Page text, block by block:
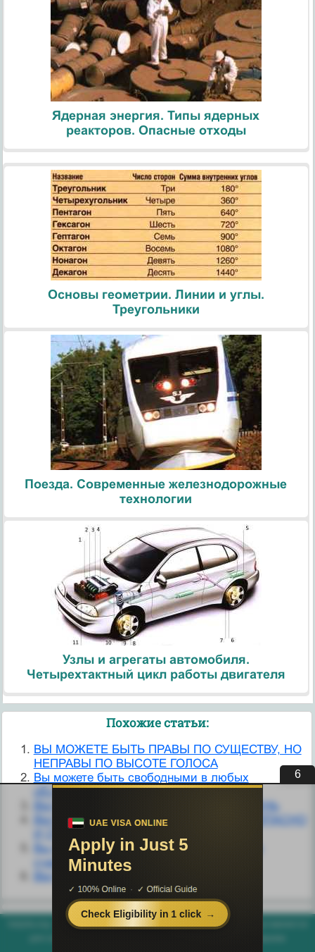
Ядерная энергия. Типы ядерных
реакторов. Опасные отходы
Основы геометрии. Линии и углы.
Треугольники
Поезда. Современные железнодорожные
технологии
Узлы и агрегаты автомобиля.
Четырехтактный цикл работы двигателя
Похожие статьи:
ВЫ МОЖЕТЕ БЫТЬ ПРАВЫ ПО СУЩЕСТВУ, НО
НЕПРАВЫ ПО ВЫСОТЕ ГОЛОСА
Вы можете быть свободными в любых
обстоятельствах
ВЫ МОЖЕТЕ ВИДЕТЬ ЭТО КАЖДЫЙ ДЕНЬ
ВЫ МОЖЕТЕ ЖИТЬ КОМФОРТНО, БЕЗОПАСНО
Вы можете жить комфортно, безопасно и
счастливо
ВЫ МОЖЕТЕ ПОЛОЖИТЬСЯ
helpiks.org - Хелпикс.Орг - 2014-2026 год. Материал сайта представляется
6